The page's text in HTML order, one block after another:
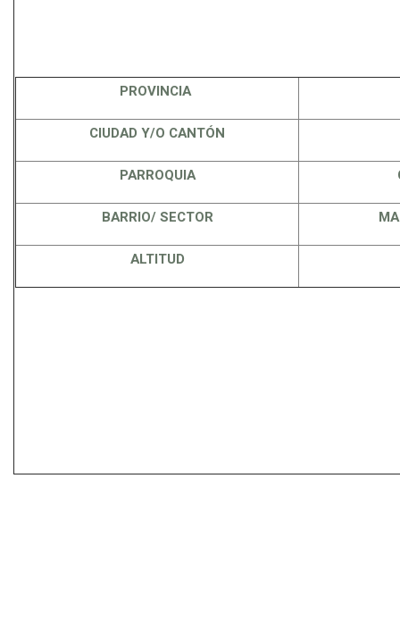
PROVINCIA
CIUDAD Y/O CANTÓN
PARROQUIA
BARRIO/ SECTOR
ALTITUD